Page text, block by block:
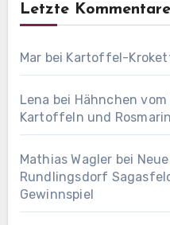
Letzte Kommentare
Mar bei Kartoffel-
Lena bei Hähnchen
Kartoffeln und Rosmarin
Mathias Wagler bei
Rundlingsdorf
Gewinnspiel